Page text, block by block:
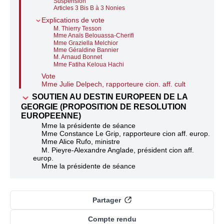
Articles 3 Bis B à 3 Nonies
Explications de vote
M. Thierry Tesson
Mme Anaïs Belouassa-Cherifi
Mme Graziella Melchior
Mme Géraldine Bannier
M. Arnaud Bonnet
Mme Fatiha Keloua Hachi
Vote
Mme Julie Delpech, rapporteure cion. aff. cult
SOUTIEN AU DESTIN EUROPEEN DE LA
GEORGIE (PROPOSITION DE RESOLUTION
EUROPEENNE)
Mme la présidente de séance
Mme Constance Le Grip, rapporteure cion aff. europ.
Mme Alice Rufo, ministre
M. Pieyre-Alexandre Anglade, président cion aff.
europ.
Mme la présidente de séance
Compte rendu
Partager